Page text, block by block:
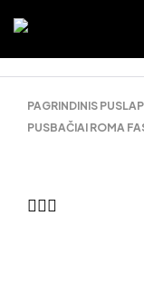
PAGRINDINIS
PUSBAČIAI ROMA